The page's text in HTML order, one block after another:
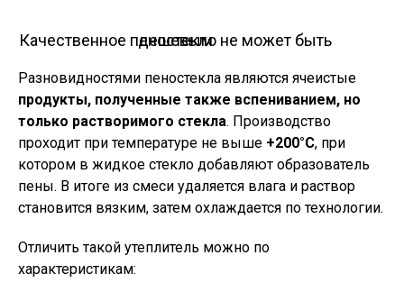
Качественное пеностекло не может быть дешевым
Разновидностями пеностекла являются ячеистые
продукты, полученные также вспениванием, но
только растворимого стекла. Производство
проходит при температуре не выше +200°С, при
котором в жидкое стекло добавляют образователь
пены. В итоге из смеси удаляется влага и раствор
становится вязким, затем охлаждается по технологии.
Отличить такой утеплитель можно по
характеристикам: